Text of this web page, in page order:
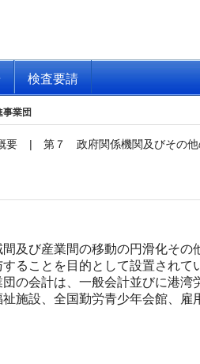
検査要請
事業団
要 | 第７ 政府関係機関及びその他
及び産業間の移動の円滑化そ
ることを目的として設置され
の会計は、一般会計並びに港
施設、全国勤労青少年会館、